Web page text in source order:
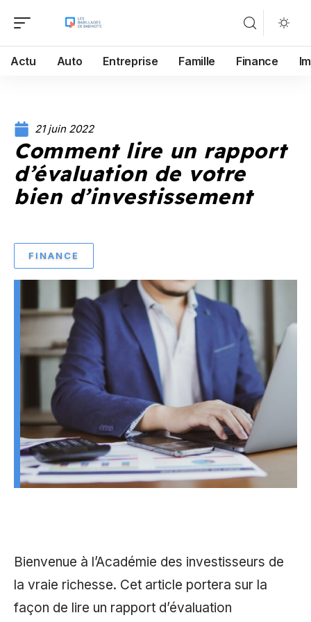
Actu Auto Entreprise Famille Finance
21 juin 2022
Comment lire un rapport
d’évaluation de votre
bien d’investissement
FINANCE
Bienvenue à l’Académie des investisseurs de
la vraie richesse. Cet article portera sur la
façon de lire un rapport d’évaluation